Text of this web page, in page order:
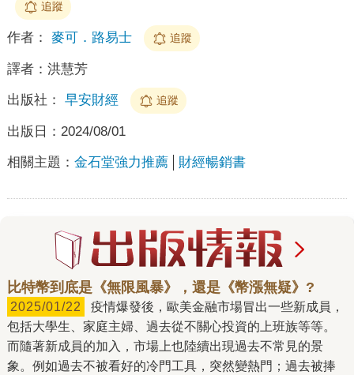
追蹤
作者： 麥可．路易士 追蹤
譯者： 洪慧芳
出版社： 早安財經 追蹤
出版日： 2024/08/01
相關主題： 金石堂強力推薦 財經暢銷書
比特幣到底是《無限風暴》，還是《幣漲無疑》?
2025/01/22
包括大學生、家庭主婦、過去從不關心投資的上班族等等。
而隨著新成員的加入，市場上也陸續出現過去不常見的景
象。例如過去不被看好的冷門工具，突然變熱門；過去被捧